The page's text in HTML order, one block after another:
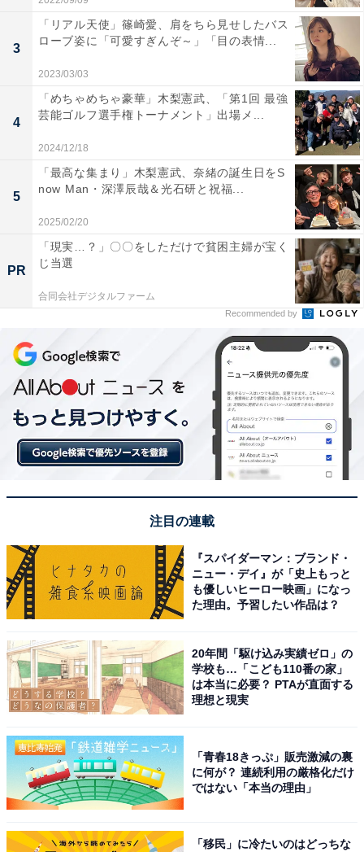
3
「リアル天使」篠崎愛、肩をちら見せしたバス
ローブ姿に「可愛すぎんぞ～」「目の表情...
2023/03/03
4
「めちゃめちゃ豪華」木梨憲武、「第1回 最強
芸能ゴルフ選手権トーナメント」出場メ...
2024/12/18
5
「最高な集まり」木梨憲武、奈緒の誕生日をS
now Man・深澤辰哉＆光石研と祝福...
2025/02/20
PR
「現実…？」〇〇をしただけで貧困主婦が宝く
じ当選
合同会社デジタルファーム
Recommended by
注目の連載
『スパイダーマン：ブランド・
ニュー・デイ』が「史上もっと
も優しいヒーロー映画」になっ
た理由。予習したい作品は？
20年間「駆け込み実績ゼロ」の
学校も…「こども110番の家」
は本当に必要？ PTAが直面する
理想と現実
「青春18きっぷ」販売激減の裏
に何が？ 連続利用の厳格化だけ
ではない「本当の理由」
「移民」に冷たいのはどっちな